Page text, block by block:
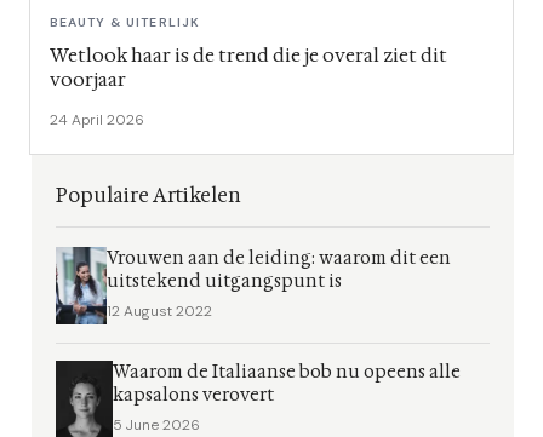
BEAUTY & UITERLIJK
Wetlook haar is de trend die je overal ziet dit
voorjaar
24 April 2026
Populaire Artikelen
Vrouwen aan de leiding: waarom dit een
uitstekend uitgangspunt is
12 August 2022
Waarom de Italiaanse bob nu opeens alle
kapsalons verovert
5 June 2026